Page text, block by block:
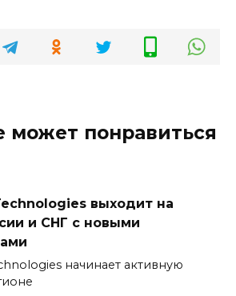
может понравиться
выходит на
и СНГ с новыми
начинает активную